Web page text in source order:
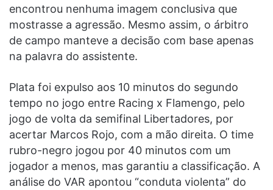
encontrou nenhuma imagem conclusiva que
mostrasse a agressão. Mesmo assim, o árbitro
de campo manteve a decisão com base apenas
na palavra do assistente.
Plata foi expulso aos 10 minutos do segundo
tempo no jogo entre Racing x Flamengo, pelo
jogo de volta da semifinal Libertadores, por
acertar Marcos Rojo, com a mão direita. O time
rubro-negro jogou por 40 minutos com um
jogador a menos, mas garantiu a classificação. A
análise do VAR apontou “conduta violenta” do